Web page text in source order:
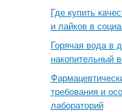
Где купить
и лайков в
Горячая вода в
накопительный
требования и
лабораторий